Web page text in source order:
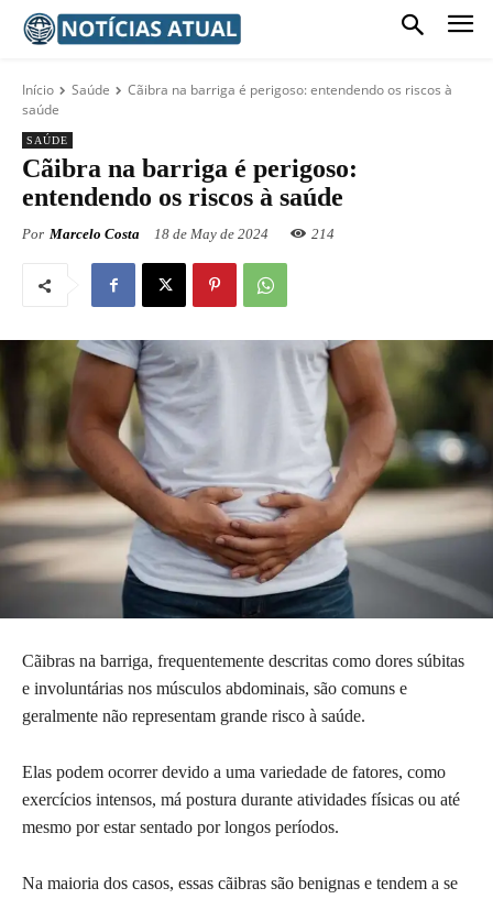
Início Saúde
Cãibra na barriga é perigoso: entendendo os riscos à
saúde
SAÚDE
Cãibra na barriga é perigoso:
entendendo os riscos à saúde
Por Marcelo Costa 18 de May de 2024 214
Cãibras na barriga, frequentemente descritas como dores súbitas
e involuntárias nos músculos abdominais, são comuns e
geralmente não representam grande risco à saúde.
Elas podem ocorrer devido a uma variedade de fatores, como
exercícios intensos, má postura durante atividades físicas ou até
mesmo por estar sentado por longos períodos.
Na maioria dos casos, essas cãibras são benignas e tendem a se